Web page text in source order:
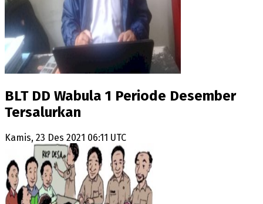
BLT DD Wabula 1 Periode Desember
Tersalurkan
Kamis, 23 Des 2021 06:11 UTC